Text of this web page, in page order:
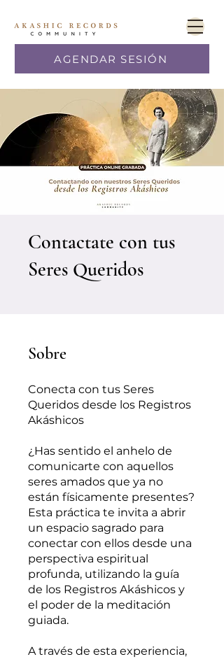
AGENDAR SESIÓN
Contactate con tus
Seres Queridos
Sobre
Conecta con tus Seres
Queridos desde los Registros
Akáshicos
¿Has sentido el anhelo de
comunicarte con aquellos
seres amados que ya no
están físicamente presentes?
Esta práctica te invita a abrir
un espacio sagrado para
conectar con ellos desde una
perspectiva espiritual
profunda, utilizando la guía
de los Registros Akáshicos y
el poder de la meditación
guiada.
A través de esta experiencia,